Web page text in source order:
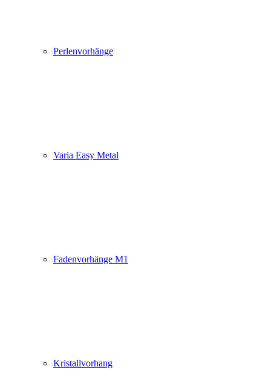
Perlenvorhänge
Varia Easy Metal
Fadenvorhänge M1
Kristallvorhang